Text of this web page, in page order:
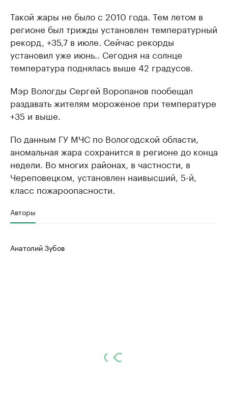
Такой жары не было с 2010 года. Тем летом в
регионе был трижды установлен температурный
рекорд, +35,7 в июле. Сейчас рекорды
установил уже июнь.. Сегодня на солнце
температура поднялась выше 42 градусов.
Мэр Вологды Сергей Воропанов пообещал
раздавать жителям мороженое при температуре
+35 и выше.
По данным ГУ МЧС по Вологодской области,
аномальная жара сохранится в регионе до конца
недели. Во многих районах, в частности, в
Череповецком, установлен наивысший, 5-й,
класс пожароопасности.
Авторы
Анатолий Зубов